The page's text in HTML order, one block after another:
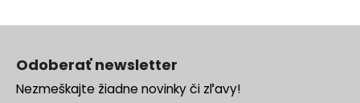
Odoberať newsletter
Nezmeškajte žiadne novinky či zľavy!